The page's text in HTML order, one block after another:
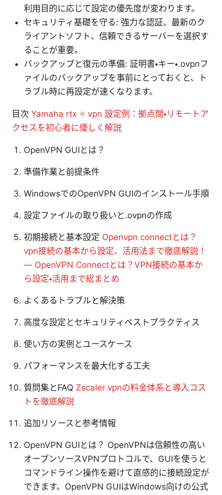
利用目的に応じて設定の優先度が変わります。
セキュリティ基礎を守る: 強力な認証、最新のク
ライアントソフト、信頼できるサーバーを選択す
ることが重要。
バックアップと復元の準備: 証明書・キー・.ovpnフ
ァイルのバックアップを事前にとっておくと、ト
ラブル時に再設定が速くなります。
目次 Yamaha rtx ⭐ vpn 設定例：拠点間・リモートア
クセスを初心者に優しく解説
OpenVPN GUIとは？
準備作業と前提条件
WindowsでのOpenVPN GUIのインストール手順
設定ファイルの取り扱いと.ovpnの作成
初期接続と基本設定 Openvpn connectとは？
vpn接続の基本から設定、活用法まで徹底解説！
— OpenVPN Connectとは？VPN接続の基本か
ら設定・活用まで総まとめ
よくあるトラブルと解決策
高度な設定とセキュリティベストプラクティス
使い方の実例とユースケース
パフォーマンスを最大化する工夫
質問集とFAQ Zscaler vpnの料金体系と導入コス
トを徹底解説
追加リソースと参考情報
OpenVPN GUIとは？ OpenVPNは信頼性の高い
オープンソースVPNプロトコルで、GUIを使うと
コマンドライン操作を避けて直感的に接続設定が
できます。OpenVPN GUIはWindows向けの公式